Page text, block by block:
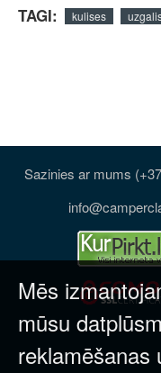
TAGI: kulises
Sazinies ar mums
Mēs
mūsu
reklamēšanas